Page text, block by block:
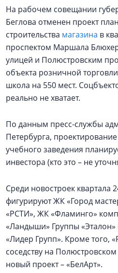
На рабочем совещании
Беглова отменен проект
строительства магазина в
проспектом Маршала
улицей и Полюстровским
объекта розничной
школа на 550 мест.
реально не хватает.
По данным пресс-службы
Петербурга,
учебного заведения
инвестора (кто это – не
Среди новостроек квартала
фигурируют ЖК «Город
«РСТИ», ЖК «Фламинго»
«Ландыши» Группы
«Лидер Групп». Кроме того,
соседству на
новый проект – «БелАрт».